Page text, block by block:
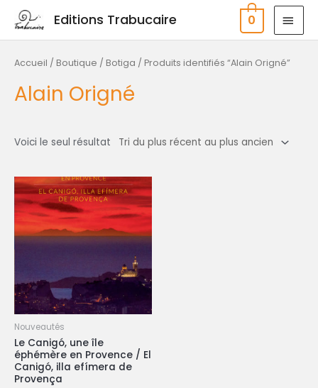
contenu
Editions Trabucaire 0
Accueil / Boutique / Botiga / Produits identifiés “Alain Origné”
Alain Origné
Voici le seul résultat
Nouveautés
Le Canigó, une île
éphémère en Provence / El
Canigó, illa efímera de
Provença